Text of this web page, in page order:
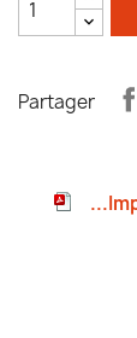
Partager